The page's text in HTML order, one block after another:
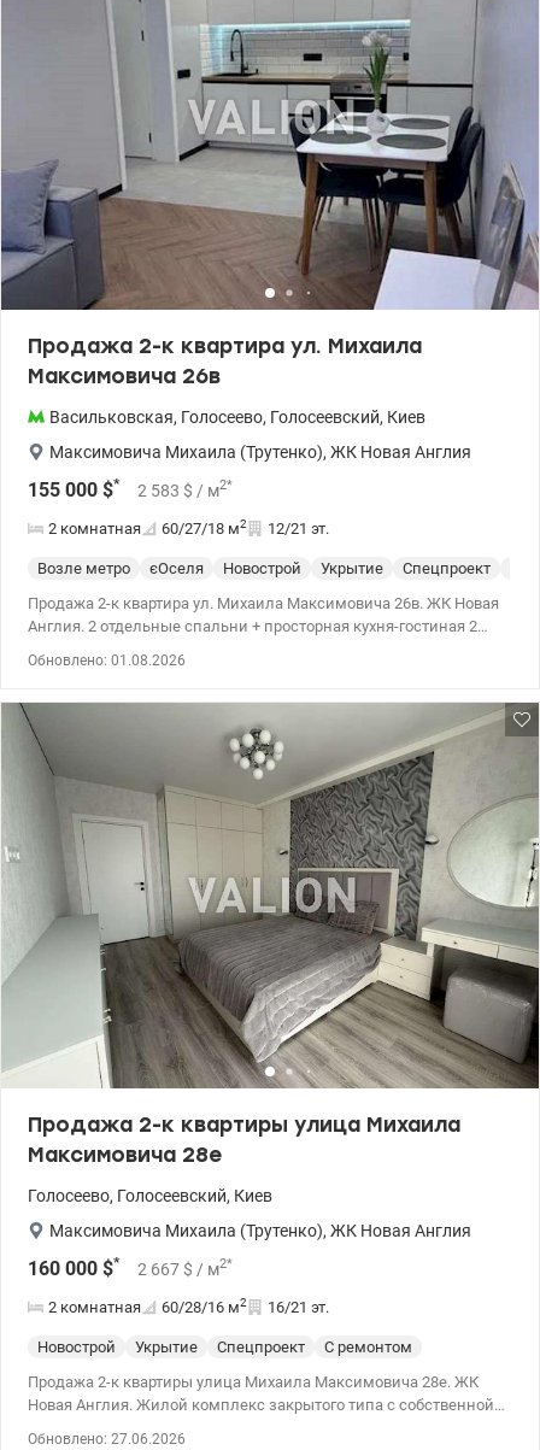
Продажа 2-к квартира ул. Михаила
Максимовича 26в
Васильковская, Голосеево, Голосеевский, Киев
Максимовича Михаила (Трутенко), ЖК Новая Англия
155 000 $* 2 583 $ / м2*
2 комнатная 60/27/18 м2 12/21 эт.
Возле метро єОселя Новострой Укрытие Спецпроект
Продажа 2-к квартира ул. Михаила Максимовича 26в. ЖК Новая
Англия. 2 отдельные спальни + просторная кухня-гостиная 2
бойлера. Вся встроенная техника, в т.ч. посудомойка,
стиральная с сушкой. 044 200 10 80 valion.ua/1146509
Обновлено: 01.08.2026
Продажа 2-к квартиры улица Михаила
Максимовича 28е
Голосеево, Голосеевский, Киев
Максимовича Михаила (Трутенко), ЖК Новая Англия
160 000 $* 2 667 $ / м2*
2 комнатная 60/28/16 м2 16/21 эт.
Новострой Укрытие Спецпроект
С ремонтом
Продажа 2-к квартиры улица Михаила Максимовича 28е. ЖК
Новая Англия. Жилой комплекс закрытого типа с собственной
Обновлено: 27.06.2026